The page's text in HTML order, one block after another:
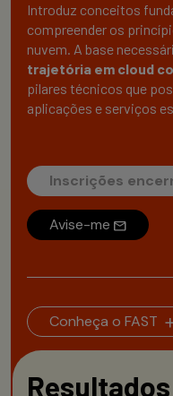
Introduz conceitos
compreender os
nuvem. A base
trajetória em cloud
pilares técnicos que
aplicações e serviços
Inscrições
Avise-me
Conheça o FAST
Resultados